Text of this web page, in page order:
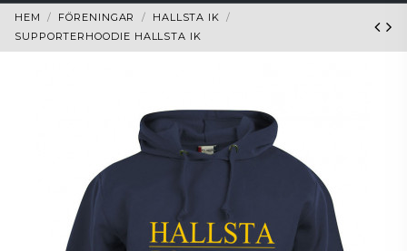
HEM FÖRENINGAR
HALLSTA IK
SUPPORTERHOODIE HALLSTA IK